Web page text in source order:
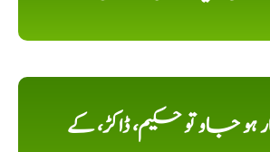
جاو تو حکیم، ڈاکڑ، کے